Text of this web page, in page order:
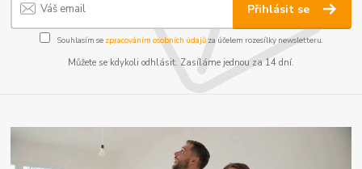
Přihlásit se
Souhlasím se zpracováním osobních údajůza účelem rozesílky newsletteru.
Můžete se kdykoli odhlásit. Zasíláme jednou za 14 dní.